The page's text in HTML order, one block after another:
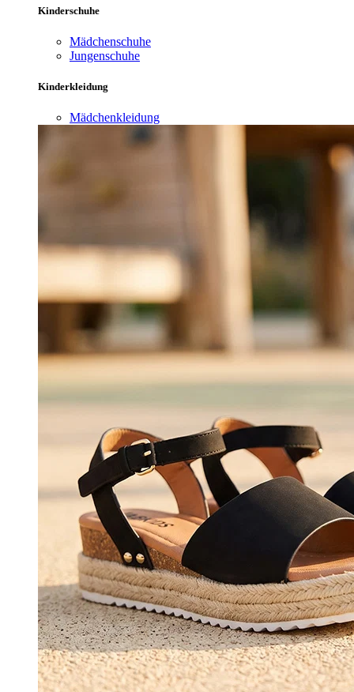
Kinderschuhe
Mädchenschuhe
Jungenschuhe
Kinderkleidung
Mädchenkleidung